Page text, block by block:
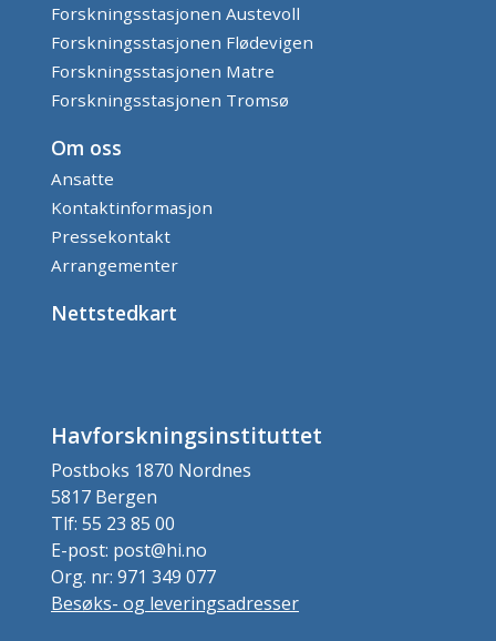
Forskningsstasjonen Austevoll
Forskningsstasjonen Flødevigen
Forskningsstasjonen Matre
Forskningsstasjonen Tromsø
Om oss
Ansatte
Kontaktinformasjon
Pressekontakt
Arrangementer
Nettstedkart
Havforskningsinstituttet
Postboks 1870 Nordnes
5817 Bergen
Tlf: 55 23 85 00
E-post: post@hi.no
Org. nr: 971 349 077
Besøks- og leveringsadresser